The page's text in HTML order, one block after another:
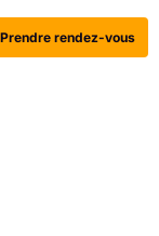
Prendre rendez-vous